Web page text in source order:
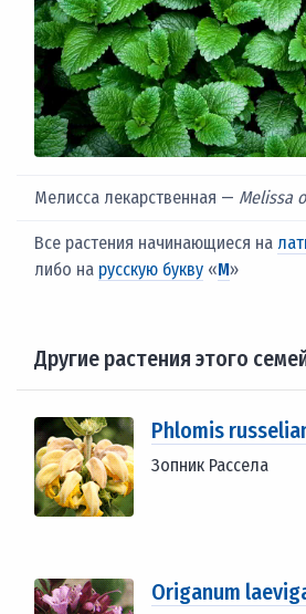
Мелисса лекарственная — Melissa
Все растения начинающиеся на
либо на русскую букву «М»
Другие растения этого
Phlomis
Зопник Рассела
Origanum